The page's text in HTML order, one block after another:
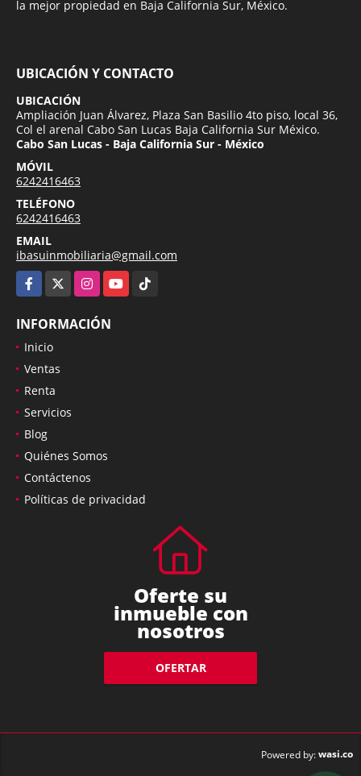
la mejor propiedad en Baja California Sur, México.
UBICACIÓN Y CONTACTO
UBICACIÓN
Ampliación Juan Álvarez, Plaza San Basilio 4to piso, local 36,
Col el arenal Cabo San Lucas Baja California Sur México.
Cabo San Lucas - Baja California Sur - México
MÓVIL
6242416463
TELÉFONO
6242416463
EMAIL
ibasuinmobiliaria@gmail.com
Facebook
InstagramYouTubeTikTok
INFORMACIÓN
Inicio
Ventas
Renta
Servicios
Blog
Quiénes Somos
Contáctenos
Políticas de privacidad
Oferte su
inmueble con
nosotros
OFERTAR
Powered by:wasi.co